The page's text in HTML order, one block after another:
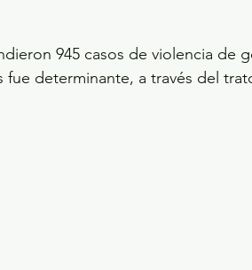
945 casos de violencia de
fue determinante, a través del